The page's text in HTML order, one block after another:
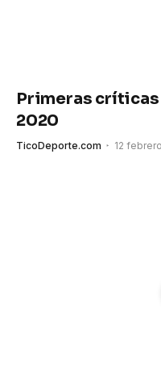
Primeras críticas
2020
TicoDeporte.com 12